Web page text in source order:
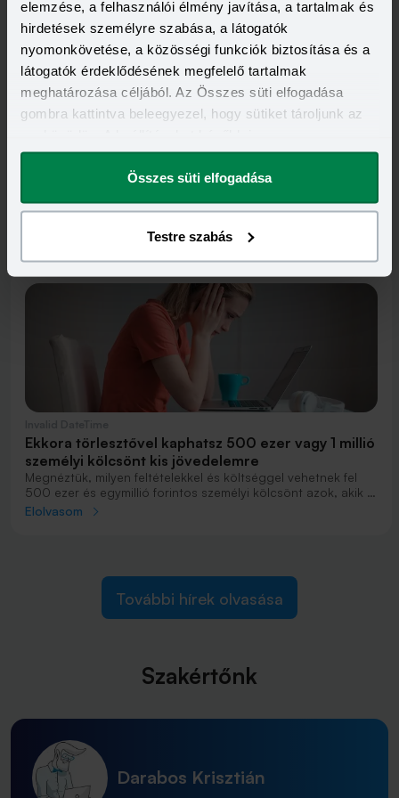
elemzése, a felhasználói élmény javítása, a tartalmak és
hirdetések személyre szabása, a látogatók
nyomonkövetése, a közösségi funkciók biztosítása és a
látogatók érdeklődésének megfelelő tartalmak
meghatározása céljából. Az Összes süti elfogadása
gombra kattintva beleegyezel, hogy sütiket tároljunk az
megváltoztathatod.
Összes süti elfogadása
Testre szabás
ezer forintos nettó átlagbért.
Ilyen feltételekkel kapnak hitelt a nyugdíjasok és a
Végigvettük, melyik pénzintézet hány éves kortól és korig,
babaváró és csok-hitelre is.
Ekkora törlesztővel kaphatsz 500 ezer vagy 1 millió
személyi kölcsönt kis jövedelemre
Megnéztük, milyen feltételekkel és költséggel vehetnek fel
500 ezer és egymillió forintos személyi kölcsönt azok, akik a
váratlan pénzügyi problémáikat a minimálbér összegét elérő
Elolvasom
További hírek olvasása
Szakértőnk
Darabos Krisztián